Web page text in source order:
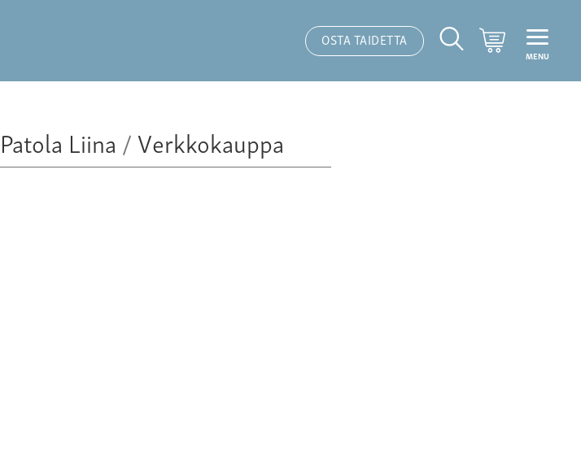
OSTA TAIDETTA
Hakutoiminto
Ostoskori
MENU
Liina /Verkkokauppa